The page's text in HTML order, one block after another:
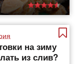
на зиму
из слив?